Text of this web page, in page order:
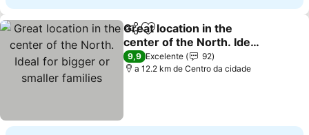
PartilharAdicionar aos favoritos
Great location in the
center of the North. Ideal
for bigger or smaller
families
Ver preços
9,9 Excelente
92
a 12.2 km de Centro da cidade